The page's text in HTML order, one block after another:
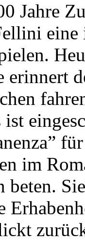
Jahre
erinnert
im
beten.